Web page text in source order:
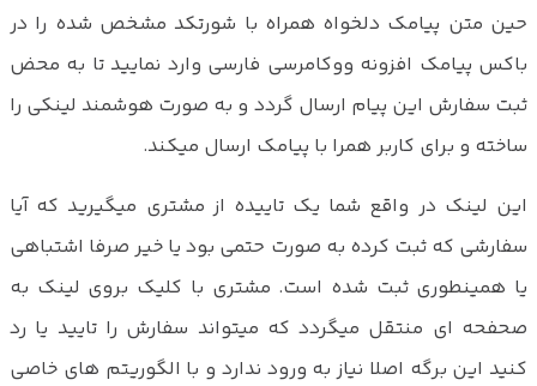
حین متن پیامک دلخواه همراه با شورتکد مشخص شده را در
باکس پیامک افزونه ووکامرسی فارسی وارد نمایید تا به محض
ثبت سفارش این پیام ارسال گردد و به صورت هوشمند لینکی را
ساخته و برای کاربر همرا با پیامک ارسال میکند.
این لینک در واقع شما یک تاییده از مشتری میگیرید که آیا
سفارشی که ثبت کرده به صورت حتمی بود یا خیر صرفا اشتباهی
یا همینطوری ثبت شده است. مشتری با کلیک بروی لینک به
صحفحه ای منتقل میگردد که میتواند سفارش را تایید یا رد
کنید این برگه اصلا نیاز به ورود ندارد و با الگوریتم های خاصی